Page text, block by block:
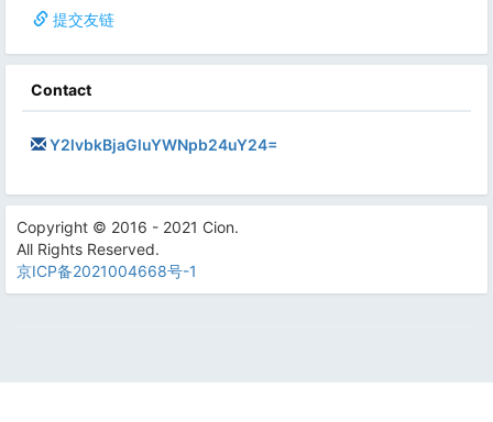
提交友链
Contact
Y2lvbkBjaGluYWNpb24uY24=
Copyright © 2016 - 2021 Cion.
All Rights Reserved.
京ICP备2021004668号-1